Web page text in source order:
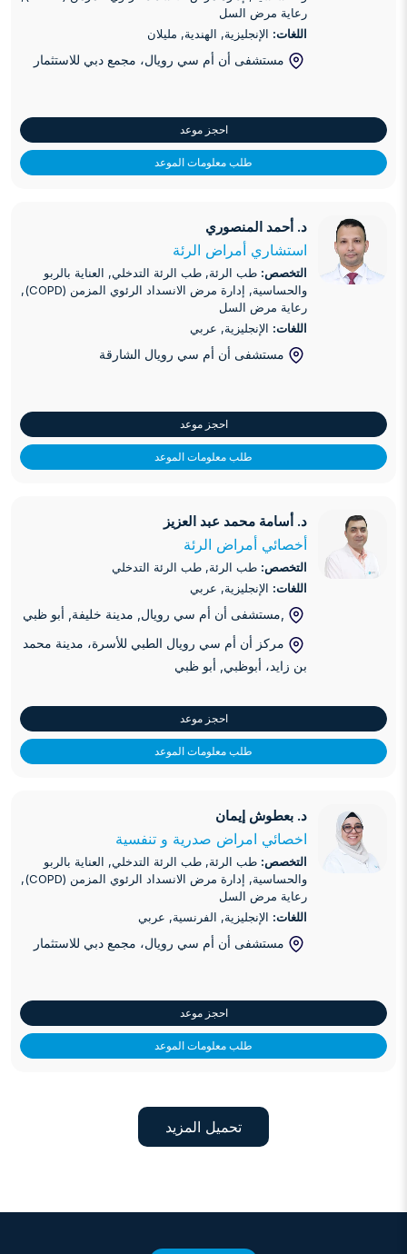
رعاية مرض السل
اللغات: الإنجليزية, الهندية, مليلان
مستشفى أن أم سي رويال، مجمع دبي للاستثمار
احجز موعد
طلب معلومات الموعد
د. أحمد المنصوري
د. أحمد المنصوري
استشاري أمراض الرئة
التخصص: طب الرئة, طب الرئة التدخلي, العناية بالربو
والحساسية, إدارة مرض الانسداد الرئوي المزمن (COPD),
رعاية مرض السل
اللغات: الإنجليزية, عربي
مستشفى أن أم سي رويال الشارقة
احجز موعد
طلب معلومات الموعد
د. أسامة محمد عبد العزيز
د. أسامة محمد عبد العزيز
أخصائي أمراض الرئة
التخصص: طب الرئة, طب الرئة التدخلي
اللغات: الإنجليزية, عربي
,مستشفى أن أم سي رويال, مدينة خليفة , أبو ظبي
مركز أن أم سي رويال الطبي للأسرة، مدينة محمد
بن زايد، أبوظبي , أبو ظبي
احجز موعد
طلب معلومات الموعد
د. بعطوش إيمان
د. بعطوش إيمان
اخصائي امراض صدرية و تنفسية
التخصص: طب الرئة, طب الرئة التدخلي, العناية بالربو
والحساسية, إدارة مرض الانسداد الرئوي المزمن (COPD),
رعاية مرض السل
اللغات: الإنجليزية, الفرنسية, عربي
مستشفى أن أم سي رويال، مجمع دبي للاستثمار
احجز موعد
طلب معلومات الموعد
تحميل المزيد